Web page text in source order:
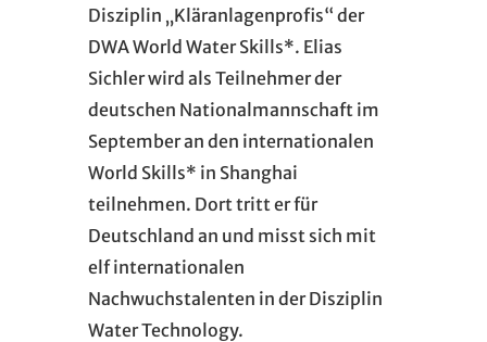
Disziplin „Kläranlagenprofis“ der
DWA World Water Skills*. Elias
Sichler wird als Teilnehmer der
deutschen Nationalmannschaft im
September an den internationalen
World Skills* in Shanghai
teilnehmen. Dort tritt er für
Deutschland an und misst sich mit
elf internationalen
Nachwuchstalenten in der Disziplin
Water Technology.